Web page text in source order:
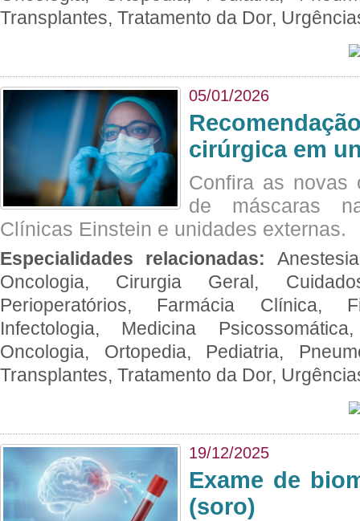
Transplantes, Tratamento da Dor,
05/01/2026
cirúrgica em
Confira as novas
de máscaras
Clínicas Einstein e unidades externas.
Especialidades relacionadas:
Oncologia, Cirurgia Geral,
Perioperatórios, Farmácia Clínica,
Infectologia, Medicina
Oncologia, Ortopedia, Pediatria,
Transplantes, Tratamento da Dor,
19/12/2025
Exame de
(soro)